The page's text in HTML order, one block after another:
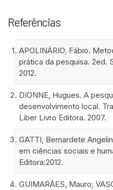
Referências
APOLINÁRIO, Fábio.
prática da pesquisa. 2ed.
2012.
DIONNE, Hugues. A
desenvolvimento local.
Liber Livro Editora. 2007.
GATTI, Bernardete
em ciências sociais e
Editora:2012.
GUIMARÂES, Mauro;